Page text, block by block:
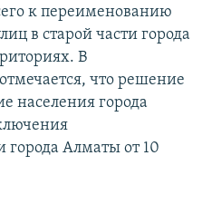
к переименованию
в старой части города
В
что решение
населения города
города Алматы от 10